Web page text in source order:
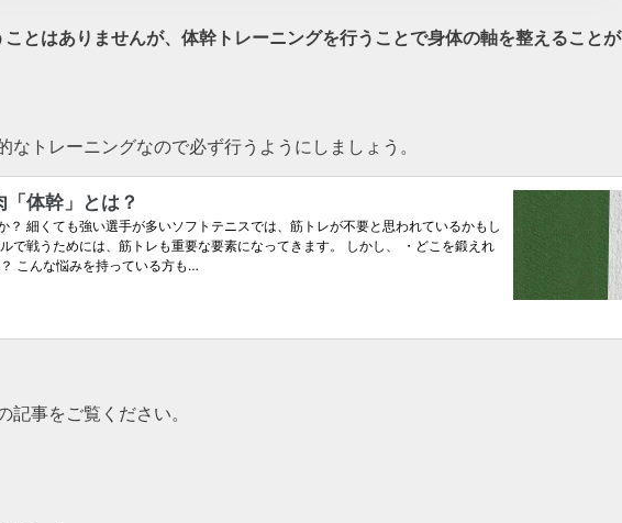
とはありませんが、体幹トレーニングを行うことで身体の軸を整えることが
トレーニングなので必ず行うようにしましょう。
記事をご覧ください。